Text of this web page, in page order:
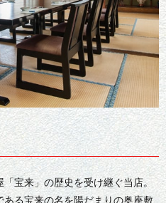
宝来」の歴史を受け継ぐ当店。
る宝来の名を陽だまりの奥座敷